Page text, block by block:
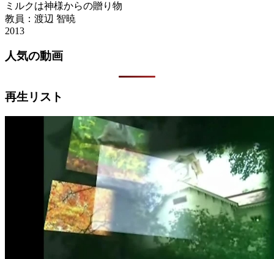
ミルクは神様からの贈り物
教員：渡辺 智暁
2013
人気の動画
再生リスト